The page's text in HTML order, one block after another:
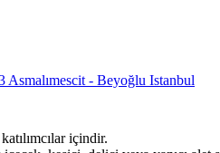
Asmalımescit - Beyoğlu Istanbul
içindir.